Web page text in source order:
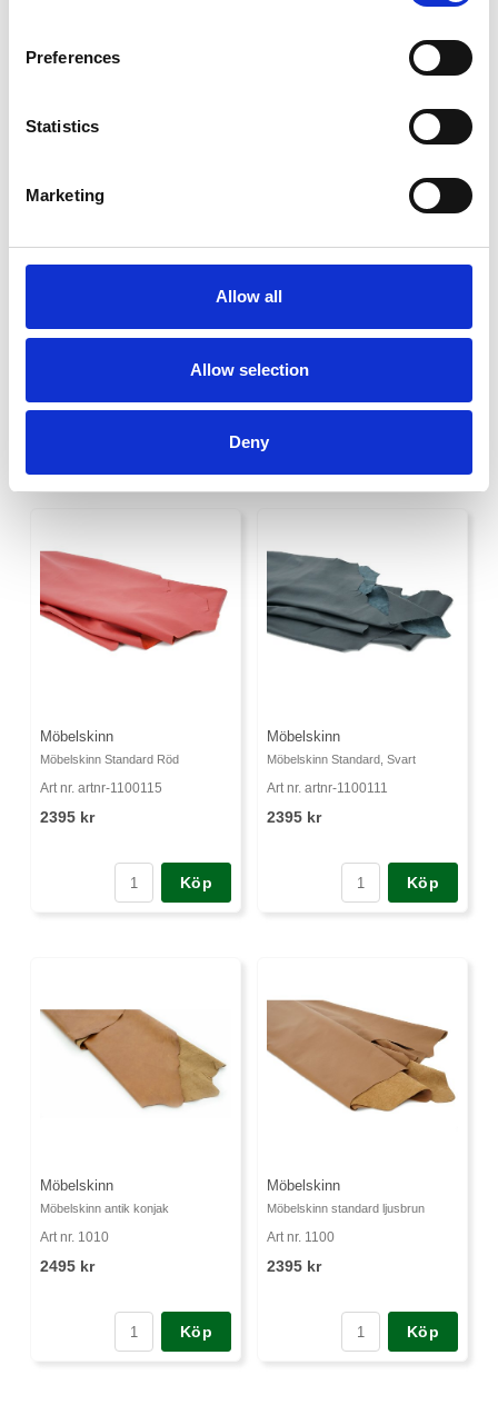
Preferences
Statistics
Marketing
Allow all
Allow selection
Deny
Möbelskinn standard mörkbrun
Art nr. artnr-1100113
2395 kr
Möbelskinn
Möbelskinn Standard Röd
Art nr. artnr-1100115
2395 kr
Köp
Möbelskinn
Möbelskinn Standard, Svart
Art nr. artnr-1100111
2395 kr
Köp
Möbelskinn
Möbelskinn antik konjak
Art nr. 1010
2495 kr
Köp
Möbelskinn
Möbelskinn standard ljusbrun
Art nr. 1100
2395 kr
Köp